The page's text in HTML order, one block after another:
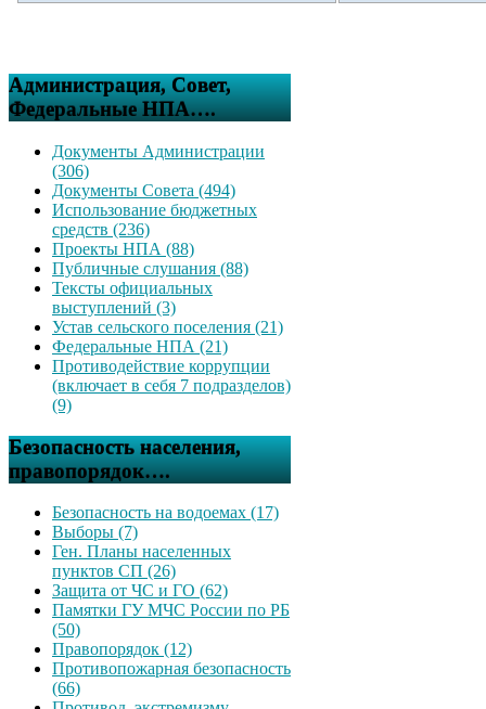
Администрация, Совет,
Федеральные НПА….
Документы Администрации
(306)
Документы Совета (494)
Использование бюджетных
средств (236)
Проекты НПА (88)
Публичные слушания (88)
Тексты официальных
выступлений (3)
Устав сельского поселения (21)
Федеральные НПА (21)
Противодействие коррупции
(включает в себя 7 подразделов)
(9)
Безопасность населения,
правопорядок….
Безопасность на водоемах (17)
Выборы (7)
Ген. Планы населенных
пунктов СП (26)
Защита от ЧС и ГО (62)
Памятки ГУ МЧС России по РБ
(50)
Правопорядок (12)
Противопожарная безопасность
(66)